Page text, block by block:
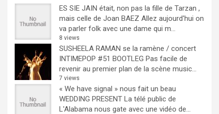
ES SIE JAIN était, non pas la fille de Tarzan ,
mais celle de Joan BAEZ Allez aujourd'hui on
va parler folk avec une dame qui m...
8 views
SUSHEELA RAMAN se la ramène / concert
INTIMEPOP #51 BOOTLEG Pas facile de
revenir au premier plan de la scène music...
7 views
« We have signal » nous fait un beau
WEDDING PRESENT La télé public de
L'Alabama nous gate avec une vidéo de...